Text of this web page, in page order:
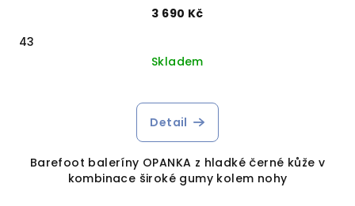
3 690 Kč
43
Skladem
Detail
Barefoot baleríny OPANKA z hladké černé kůže v
kombinace široké gumy kolem nohy